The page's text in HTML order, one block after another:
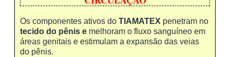
Os componentes ativos do TIAMATEX penetram no
tecido do pênis e melhoram o fluxo sanguíneo em
áreas genitais e estimulam a expansão das veias
do pênis.